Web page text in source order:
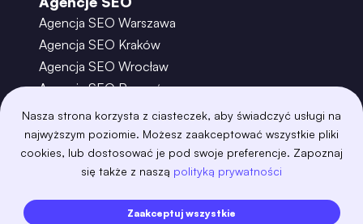
Nasza strona korzysta z ciasteczek, aby świadczyć usługi na
najwyższym poziomie. Możesz zaakceptować wszystkie pliki
cookies, lub dostosować je pod swoje preferencje. Zapoznaj
się także z naszą polityką prywatności
Zaakceptuj wszystkie
Agencja SEO Warszawa
Agencja SEO Kraków
Agencja SEO Wrocław
Agencja SEO Poznań
Agencja SEO Gdańsk
Agencja SEO Toruń